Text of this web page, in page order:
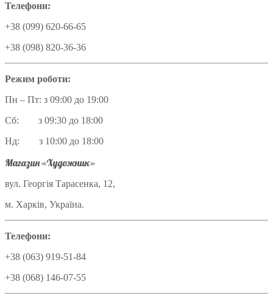
Телефони:
+38 (099) 620-66-65
+38 (098) 820-36-36
Режим роботи:
Пн – Пт: з 09:00 до 19:00
Сб: з 09:30 до 18:00
Нд: з 10:00 до 18:00
Магазин «Художник»
вул. Георгія Тарасенка, 12,
м. Харків, Україна.
Телефони:
+38 (063) 919-51-84
+38 (068) 146-07-55